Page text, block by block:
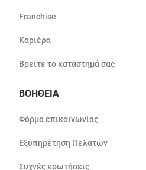
Franchise
Καριέρα
Βρείτε το κατάστημά σας
ΒΟΗΘΕΙΑ
Φόρμα επικοινωνίας
Εξυπηρέτηση Πελατών
Συχνές ερωτήσεις